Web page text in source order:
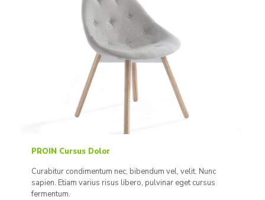
PROIN Cursus Dolor
Curabitur condimentum nec, bibendum vel, velit. Nunc
sapien. Etiam varius risus libero, pulvinar eget cursus
fermentum.